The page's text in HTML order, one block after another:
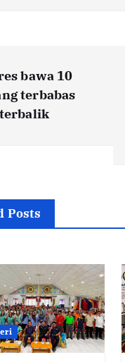
bawa 10
terbabas
Posts